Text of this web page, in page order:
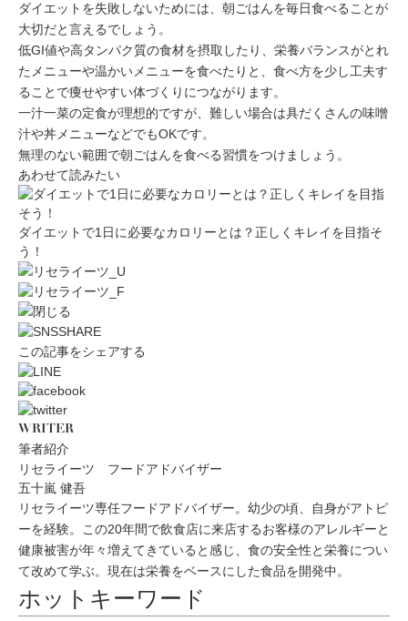
ダイエットを失敗しないためには、朝ごはんを毎日食べることが
大切だと言えるでしょう。
低GI値や高タンパク質の食材を摂取したり、栄養バランスがとれ
たメニューや温かいメニューを食べたりと、食べ方を少し工夫す
ることで痩せやすい体づくりにつながります。
一汁一菜の定食が理想的ですが、難しい場合は具だくさんの味噌
汁や丼メニューなどでもOKです。
無理のない範囲で朝ごはんを食べる習慣をつけましょう。
あわせて読みたい
ダイエットで1日に必要なカロリーとは？正しくキレイを目指そ
う！
この記事をシェアする
WRITER
筆者紹介
リセライーツ フードアドバイザー
五十嵐 健吾
リセライーツ専任フードアドバイザー。幼少の頃、自身がアトピ
ーを経験。この20年間で飲食店に来店するお客様のアレルギーと
健康被害が年々増えてきていると感じ、食の安全性と栄養につい
て改めて学ぶ。現在は栄養をベースにした食品を開発中。
ホットキーワード